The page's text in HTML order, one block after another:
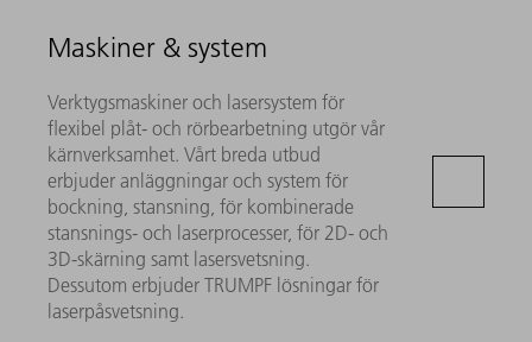
Maskiner & system
Verktygsmaskiner och lasersystem för
flexibel plåt- och rörbearbetning utgör vår
kärnverksamhet. Vårt breda utbud
erbjuder anläggningar och system för
bockning, stansning, för kombinerade
stansnings- och laserprocesser, för 2D- och
3D-skärning samt lasersvetsning.
Dessutom erbjuder TRUMPF lösningar för
laserpåsvetsning.